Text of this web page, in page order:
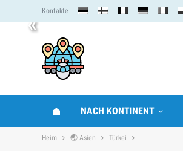
« Kontakte
NACH KONTINENT
Heim 🌏 Asien Türkei